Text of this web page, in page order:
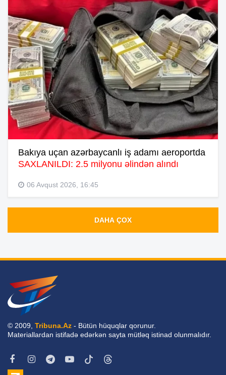
Bakıya uçan azərbaycanlı iş adamı aeroportda
SAXLANILDI: 2.5 milyonu əlindən alındı
06 Avqust 2026, 16:45
DAHA ÇOX
© 2009, Tribuna.Az - Bütün hüquqlar qorunur.
Materiallardan istifadə edərkən sayta mütləq istinad olunmalıdır.